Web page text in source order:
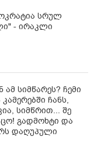
სრულ
- ირაკლი
ამ სიმწარეს? ჩემი
ჩანს,
სიმწრით... შე
გადმოხტი და
დაღუპული